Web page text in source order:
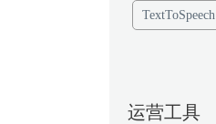
TextToSpeech
运营工具